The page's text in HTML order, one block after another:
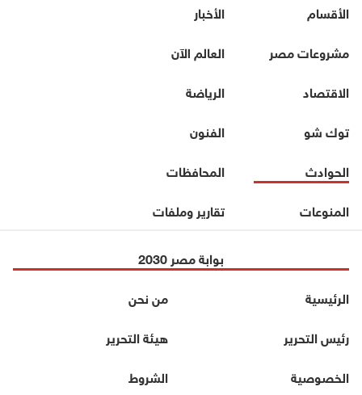
الأقسام
الأخبار
مشروعات مصر
العالم الآن
الاقتصاد
الرياضة
توك شو
الفنون
الحوادث
المحافظات
المنوعات
تقارير وملفات
بوابة مصر 2030
الرئيسية
من نحن
رئيس التحرير
هيئة التحرير
الخصوصية
الشروط